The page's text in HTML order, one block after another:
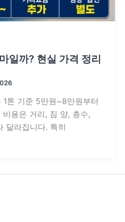
일까? 현실 가격 정리
1톤 기준 5만원~8만원부터
용은 거리, 짐 양, 층수,
달라집니다. 특히